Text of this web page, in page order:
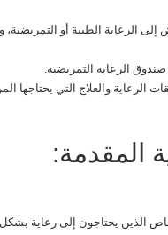
الرعاية التمريضية.
والعلاج التي يحتاجها
المقدمة:
الذين يحتاجون إلى رعاية